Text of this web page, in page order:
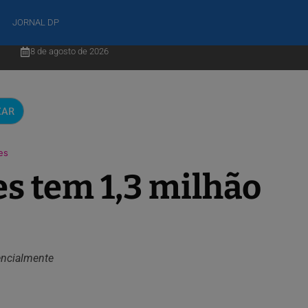
JORNAL DP
8 de agosto de 2026
tem 1,3 milhão